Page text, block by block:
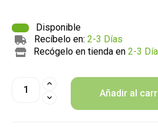
Disponible
Recíbelo en:2-3 Días
Recógelo en tienda en2-3
Añadir al